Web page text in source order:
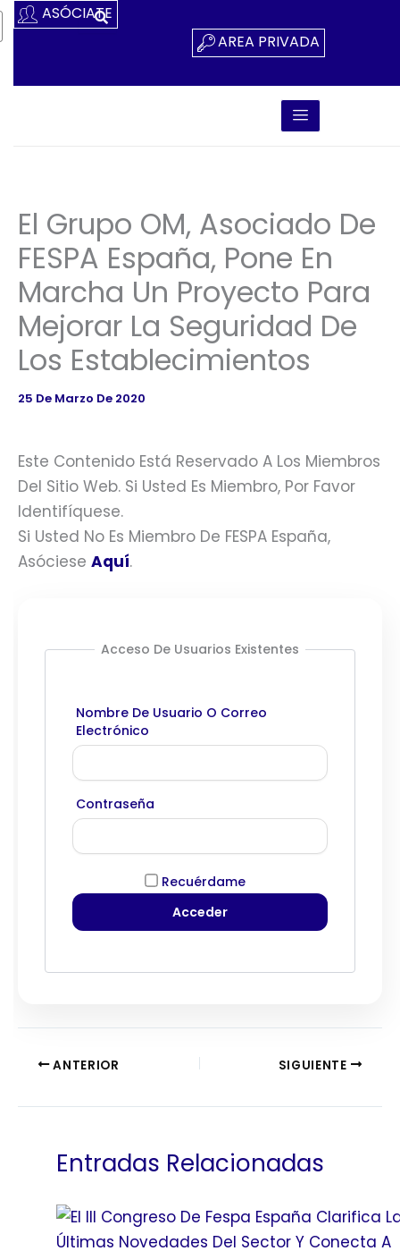
Ir
Al
ASÓCIATE
AREA PRIVADA
El Grupo OM, Asociado De
FESPA España, Pone En
Marcha Un Proyecto Para
Mejorar La Seguridad De
Los Establecimientos
25 De Marzo De 2020
Este Contenido Está Reservado A Los Miembros
Del Sitio Web. Si Usted Es Miembro, Por Favor
Identifíquese.
Si Usted No Es Miembro De FESPA España,
Asóciese Aquí.
Acceso De Usuarios Existentes
Nombre De Usuario O Correo
Electrónico
Contraseña
Recuérdame
ANTERIOR SIGUIENTE
Entradas Relacionadas